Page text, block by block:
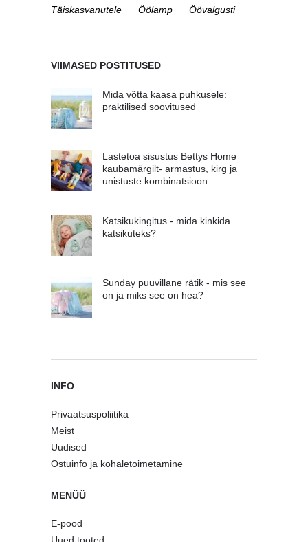
Täiskasvanutele
Öölamp Öövalgusti
VIIMASED POSTITUSED
Mida võtta kaasa puhkusele:
praktilised soovitused
Lastetoa sisustus Bettys Home
kaubamärgilt- armastus, kirg ja
unistuste kombinatsioon
Katsikukingitus - mida kinkida
katsikuteks?
Sunday puuvillane rätik - mis see
on ja miks see on hea?
INFO
Privaatsuspoliitika
Meist
Uudised
Ostuinfo ja kohaletoimetamine
MENÜÜ
E-pood